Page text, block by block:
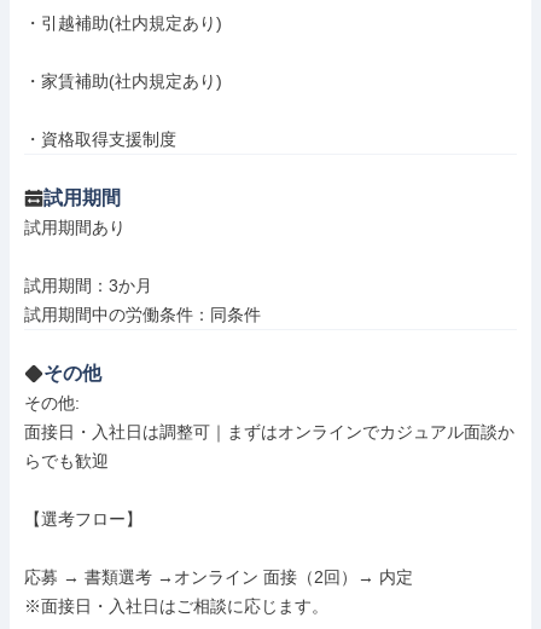
・引越補助(社内規定あり)
・家賃補助(社内規定あり)
・資格取得支援制度
試用期間
試用期間あり
試用期間：3か月
試用期間中の労働条件：同条件
その他
その他:
面接日・入社日は調整可｜まずはオンラインでカジュアル面談か
らでも歓迎
【選考フロー】
応募 → 書類選考 →オンライン 面接（2回）→ 内定
※面接日・入社日はご相談に応じます。